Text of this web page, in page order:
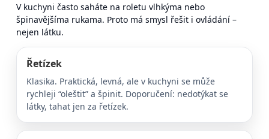
V kuchyni často saháte na roletu vlhkýma nebo
špinavějšíma rukama. Proto má smysl řešit i ovládání –
nejen látku.
Řetízek
Klasika. Praktická, levná, ale v kuchyni se může
rychleji “oleštit” a špinit. Doporučení: nedotýkat se
látky, tahat jen za řetízek.